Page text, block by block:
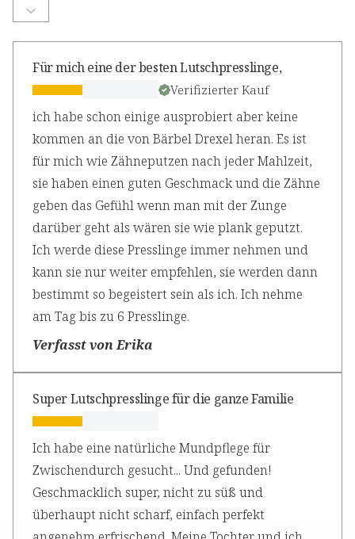
Für mich eine der besten Lutschpresslinge,
Verifizierter Kauf
ich habe schon einige ausprobiert aber keine
kommen an die von Bärbel Drexel heran. Es ist
für mich wie Zähneputzen nach jeder Mahlzeit,
sie haben einen guten Geschmack und die Zähne
geben das Gefühl wenn man mit der Zunge
darüber geht als wären sie wie plank geputzt.
Ich werde diese Presslinge immer nehmen und
kann sie nur weiter empfehlen, sie werden dann
bestimmt so begeistert sein als ich. Ich nehme
am Tag bis zu 6 Presslinge.
Verfasst von Erika
Super Lutschpresslinge für die ganze Familie
Ich habe eine natürliche Mundpflege für
Zwischendurch gesucht... Und gefunden!
Geschmacklich super, nicht zu süß und
überhaupt nicht scharf, einfach perfekt